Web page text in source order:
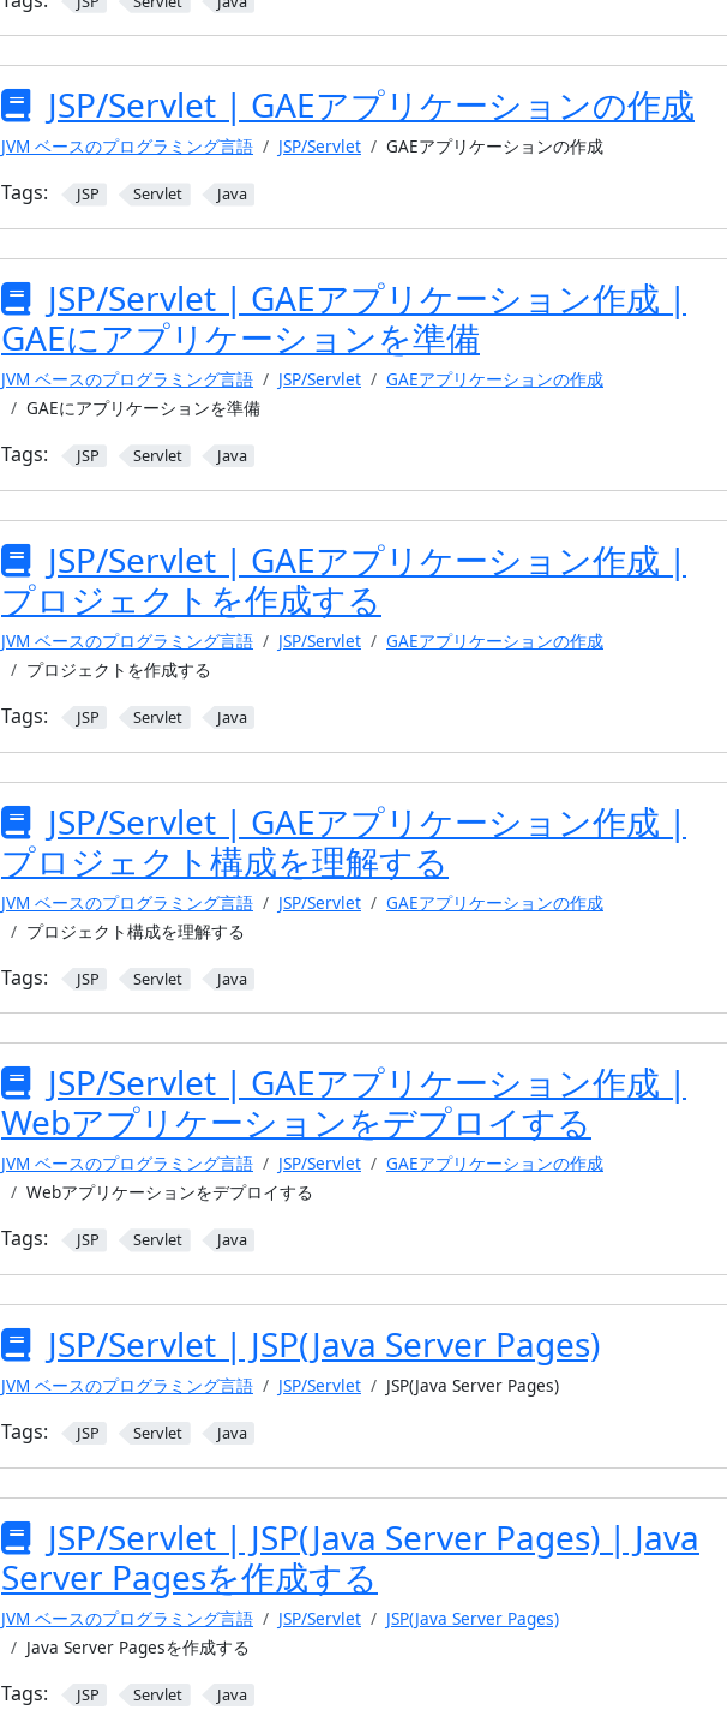
JSP/Servlet | GAEアプリケーションの作成
JVM ベースのプログラミング言語 JSP/Servlet GAEアプリケーションの作成
Tags: JSP Servlet Java
JSP/Servlet | GAEアプリケーション作成 |
GAEにアプリケーションを準備
JVM ベースのプログラミング言語 JSP/Servlet
GAEアプリケーションの作成
GAEにアプリケーションを準備
Tags: JSP Servlet Java
JSP/Servlet | GAEアプリケーション作成 |
プロジェクトを作成する
JVM ベースのプログラミング言語 JSP/Servlet
GAEアプリケーションの作成
プロジェクトを作成する
Tags: JSP Servlet Java
JSP/Servlet | GAEアプリケーション作成 |
プロジェクト構成を理解する
JVM ベースのプログラミング言語 JSP/Servlet
GAEアプリケーションの作成
プロジェクト構成を理解する
Tags: JSP Servlet Java
JSP/Servlet | GAEアプリケーション作成 |
Webアプリケーションをデプロイする
JVM ベースのプログラミング言語 JSP/Servlet
GAEアプリケーションの作成
Webアプリケーションをデプロイする
Tags: JSP Servlet Java
JSP/Servlet | JSP(Java Server Pages)
JVM ベースのプログラミング言語 JSP/Servlet JSP(Java Server Pages)
Tags: JSP Servlet Java
JSP/Servlet | JSP(Java Server Pages) | Java
Server Pagesを作成する
JVM ベースのプログラミング言語 JSP/Servlet
JSP(Java Server Pages)
Java Server Pagesを作成する
Tags: JSP Servlet Java